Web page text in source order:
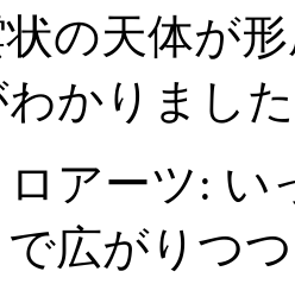
状の天体が
かりまし
アーツ: い
広がりつ